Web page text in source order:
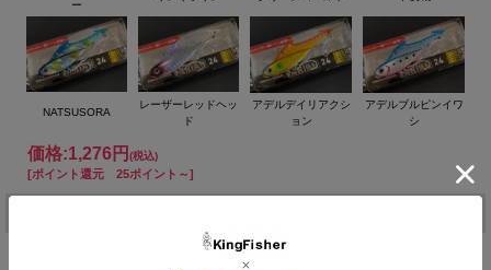
ナチュラルな水切り波動で「見切られ易さ」を軽減。
メタルバイブの重い引き抵抗を、背中のソフトベイト部分が「た
わむ」ことで軽減。
潮流抵抗もよりわかり易い。
あご部分に本体鉄板部をむき出しにすることで、着底感度を向
ソフトベイト部分はクリアー仕上げで背ビレをイメージ。
ナチュラル且つコンパクトに見せることができる。
スナップの取り外しがし易い楕円スイベルアイ。
●サイズ ： 75mm ●標準自重 ： 24g ●潜行レンジ ： 約50cm
ー
NATSUSORA
レーザーレッドヘッ
ド
アデルデイリアクシ
ョン
アデルブルピンイワ
シ
価格:1,276円 (税込)
[ポイント還元 25ポイント～]